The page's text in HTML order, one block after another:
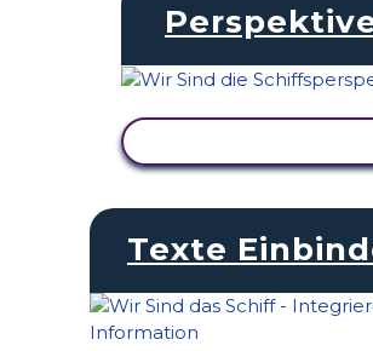
Texte